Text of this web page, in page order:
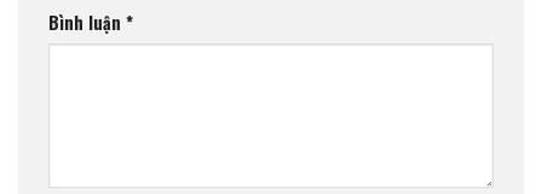
Bình luận *